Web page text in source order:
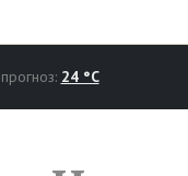
24 °C